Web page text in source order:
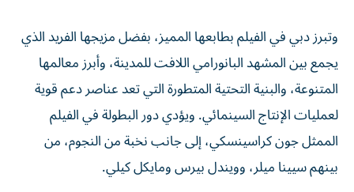
وتبرز دبي في الفيلم بطابعها المميز، بفضل مزيجها الفريد الذي
يجمع بين المشهد البانورامي اللافت للمدينة، وأبرز معالمها
المتنوعة، والبنية التحتية المتطورة التي تعد عناصر دعم قوية
لعمليات الإنتاج السينمائي. ويؤدي دور البطولة في الفيلم
الممثل جون كراسينسكي، إلى جانب نخبة من النجوم، من
بينهم سيينا ميلر، وويندل بيرس ومايكل كيلي.